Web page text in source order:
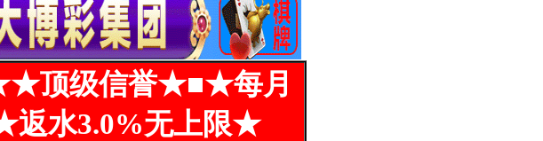
顶级信誉★■★每月
水3.0%无上限★